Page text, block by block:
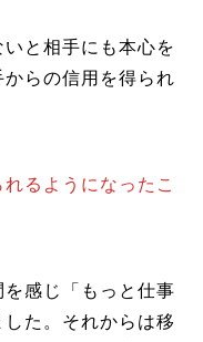
と相手にも本心を
らの信用を得られ
るようになったこ
感じ「もっと仕事
た。それからは移